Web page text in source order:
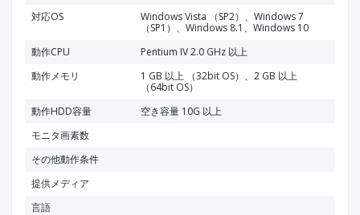
対応OS
Windows Vista （SP2）、Windows 7
（SP1）、Windows 8.1、Windows 10
動作CPU
Pentium IV 2.0 GHz 以上
動作メモリ
1 GB 以上 （32bit OS）、2 GB 以上
（64bit OS）
動作HDD容量
空き容量 10G 以上
モニタ画素数
その他動作条件
提供メディア
言語